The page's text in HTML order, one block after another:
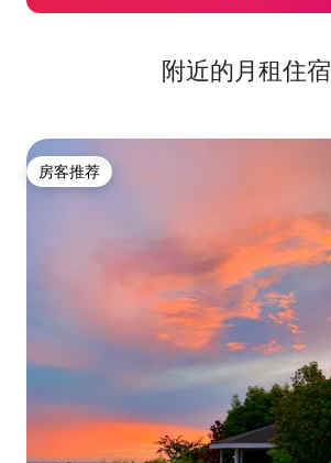
附近的月租住宿
房客推荐
房客推荐